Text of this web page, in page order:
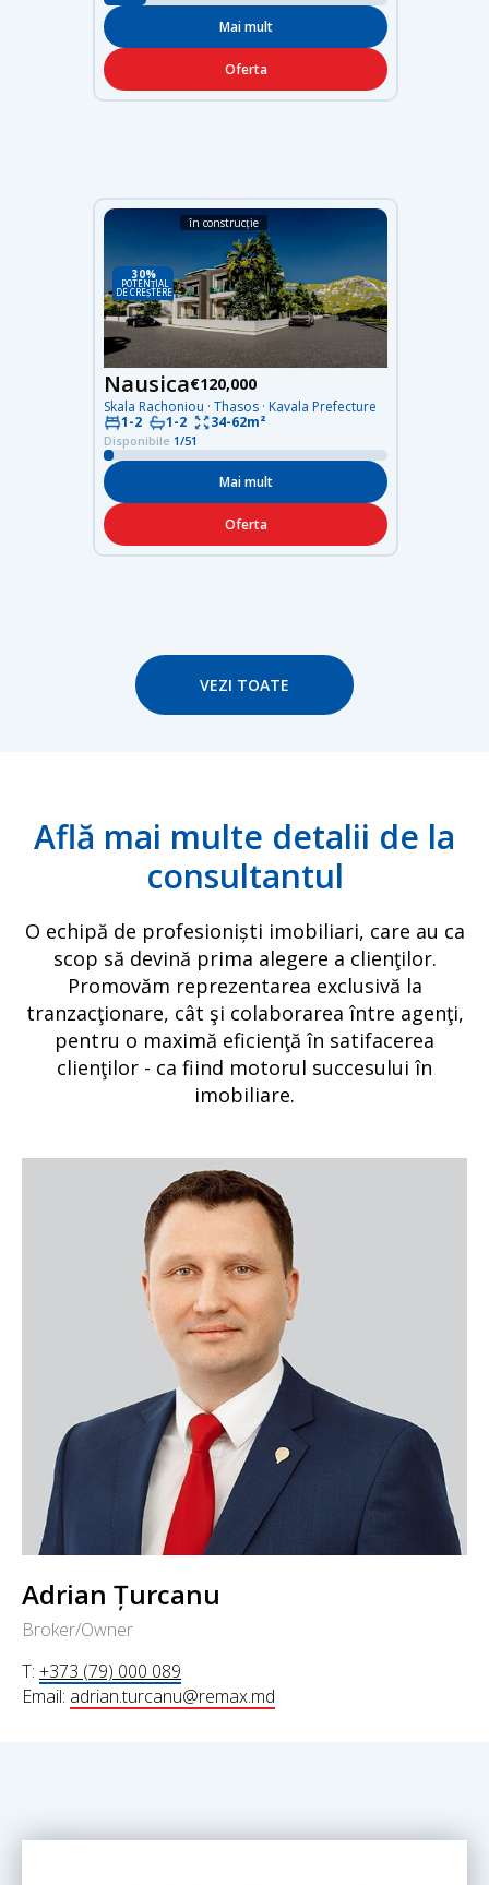
Mai mult
Oferta
30%
DE CREȘTERE
POTENȚIAL
în construcție
Nausica€120,000
Skala Rachoniou · Thasos · Kavala Prefecture
1-2
1-2 34-62m²
Disponibile 1/51
Mai mult
Oferta
VEZI TOATE
Află mai multe detalii de la
consultantul
O echipă de profesioniști imobiliari, care au ca
scop să devină prima alegere a clienţilor.
Promovăm reprezentarea exclusivă la
tranzacţionare, cât şi colaborarea între agenţi,
pentru o maximă eficienţă în satifacerea
clienţilor - ca fiind motorul succesului în
imobiliare.
Adrian Țurcanu
Broker/Owner
T: +373 (79) 000 089
Email: adrian.turcanu@remax.md